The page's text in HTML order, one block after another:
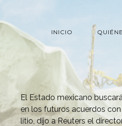
INICIO
El Estado mexicano
en los futuros acuerdos
litio, dijo a Reuters el